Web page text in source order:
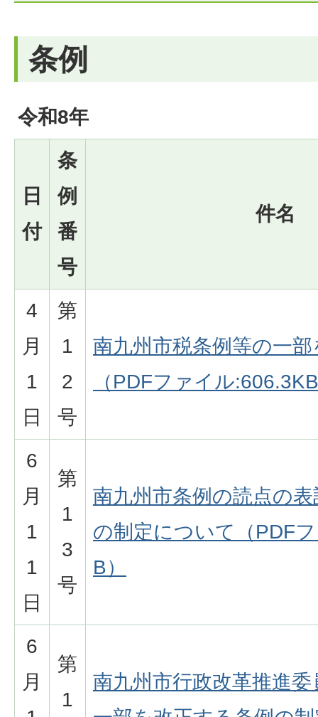
条例
令和8年
日
付
条
例
番
号
件名
4
月
1
日
第
1
2
号
南九州市税条例等の一
（PDFファイル
6
月
1
1
日
第
1
3
号
南九州市条例の読点の
の制定について（PDF
B）
6
月
第
1
南九州市行政改革推進